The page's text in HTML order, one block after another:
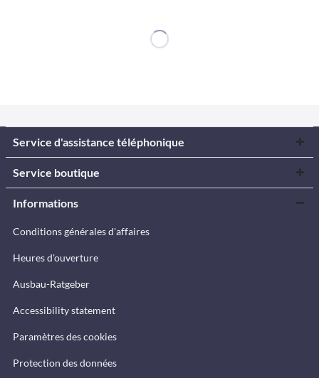
Service d'assistance téléphonique
Service boutique
Informations
Conditions générales d'affaires
Heures d'ouverture
Ausbau-Ratgeber
Accessibility statement
Paramètres des cookies
Protection des données